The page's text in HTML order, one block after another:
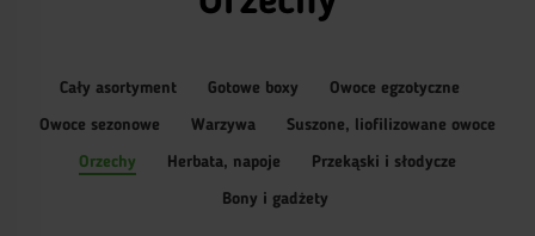
Cały asortyment Gotowe boxy Owoce egzotyczne
Owoce sezonowe Warzywa Suszone, liofilizowane owoce
Orzechy Herbata, napoje Przekąski i słodycze
Bony i gadżety